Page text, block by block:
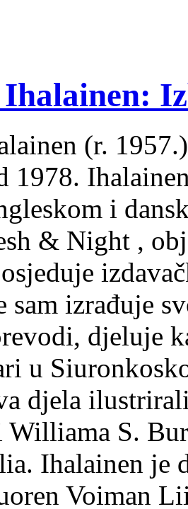
(r.
1978.
i
& Night ,
sam izrađuje
djeluje
u
djela
S.
Ihalainen je
Voiman